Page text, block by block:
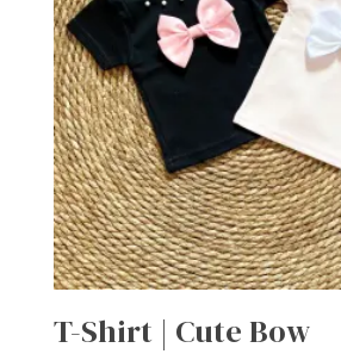
T-Shirt | Cute Bow